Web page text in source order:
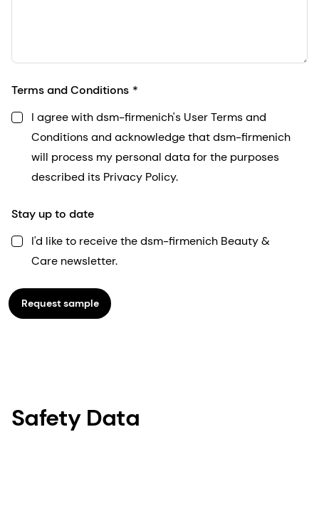
Terms and Conditions
I agree with dsm-firmenich's User Terms and
Conditions and acknowledge that dsm-firmenich
will process my personal data for the purposes
described its Privacy Policy.
Stay up to date
I'd like to receive the dsm-firmenich Beauty &
Care newsletter.
Request sample
Safety Data